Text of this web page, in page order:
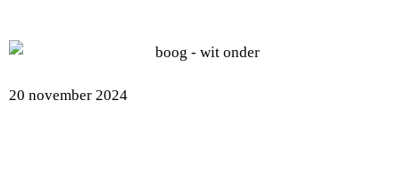
20 november 2024